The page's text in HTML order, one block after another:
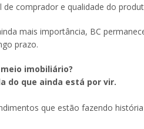
comprador e qualidade do
mais importância, BC
prazo.
imobiliário?
do que ainda está por vir.
que estão fazendo